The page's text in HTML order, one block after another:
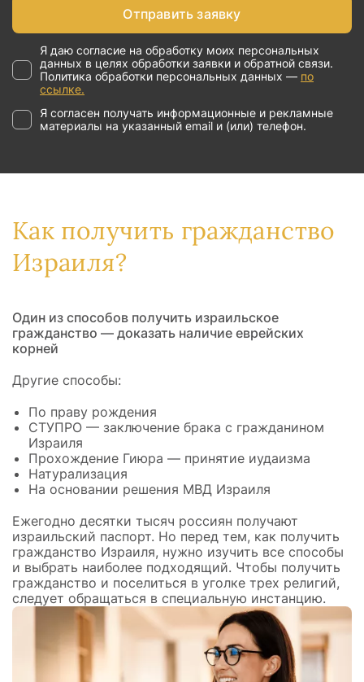
Отправить заявку
Я даю согласие на обработку моих персональных
данных в целях обработки заявки и обратной связи.
Политика обработки персональных данных — по
ссылке.
Я согласен получать информационные и рекламные
материалы на указанный email и (или) телефон.
Как получить гражданство
Израиля?
Один из способов получить израильское
гражданство — доказать наличие еврейских
корней
Другие способы:
По праву рождения
СТУПРО — заключение брака с гражданином
Израиля
Прохождение Гиюра — принятие иудаизма
Натурализация
На основании решения МВД Израиля
Ежегодно десятки тысяч россиян получают
израильский паспорт. Но перед тем, как получить
гражданство Израиля, нужно изучить все способы
и выбрать наиболее подходящий. Чтобы получить
гражданство и поселиться в уголке трех религий,
следует обращаться в специальную инстанцию.